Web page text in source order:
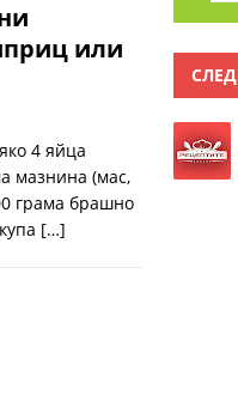
или
4 яйца
мазнина (мас,
грама брашно
[…]